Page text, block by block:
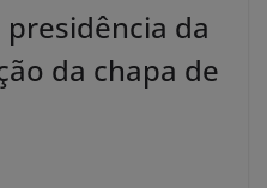
da
da chapa de